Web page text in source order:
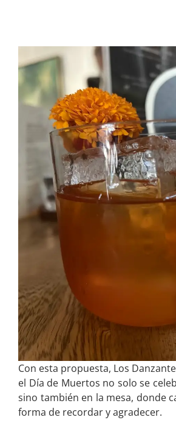
Con esta propuesta, Los
el Día de Muertos no solo se
sino también en la mesa, donde
forma de recordar y agradecer.